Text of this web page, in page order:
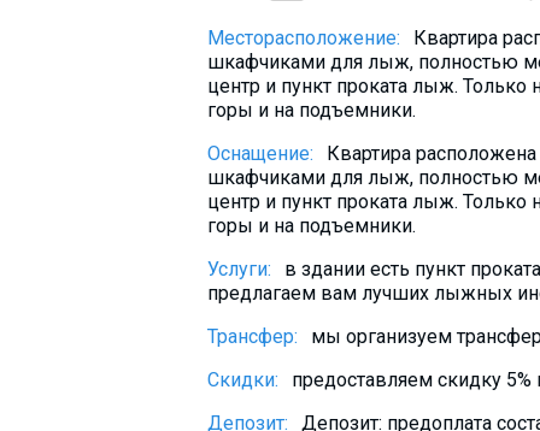
Месторасположение:
Квартира
шкафчиками для лыж, полностью
центр и пункт проката лыж.
горы и на подъемники.
Оснащение:
Квартира
шкафчиками для лыж, полностью
центр и пункт проката лыж.
горы и на подъемники.
Услуги:
в здании есть пункт
предлагаем вам лучших лыжных
Трансфер:
мы организуем
Скидки:
предоставляем скидку
Депозит:
Депозит: предоплата
Безопасность